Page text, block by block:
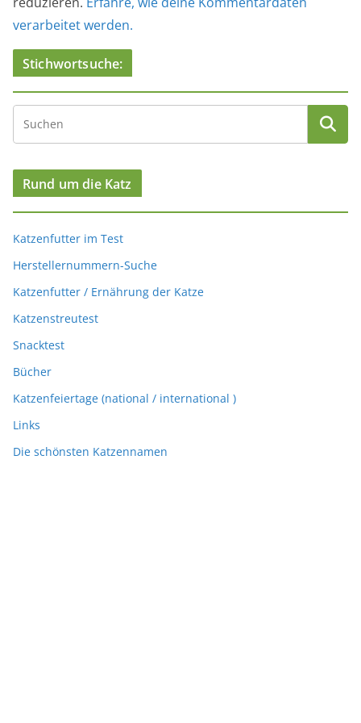
verarbeitet werden.
Stichwortsuche:
Rund um die Katz
Katzenfutter im Test
Herstellernummern-Suche
Katzenfutter / Ernährung der Katze
Katzenstreutest
Snacktest
Bücher
Katzenfeiertage (national / international )
Links
Die schönsten Katzennamen